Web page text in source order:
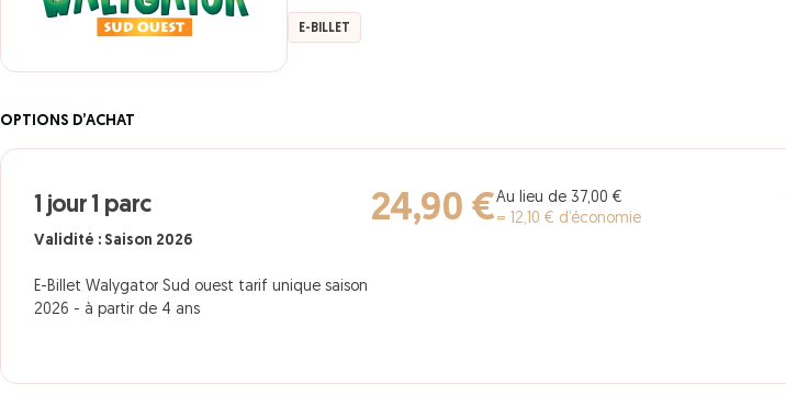
E-BILLET
OPTIONS D’ACHAT
1 jour 1 parc
Validité : Saison 2026
E-Billet Walygator Sud ouest tarif unique saison
2026 - à partir de 4 ans
24,90 €Au lieu de 37,00 €
= 12,10 € d’économie